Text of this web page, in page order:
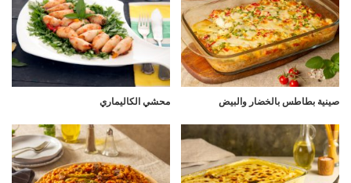
صينية بطاطس بالخضار والبيض محشي الكاليماري